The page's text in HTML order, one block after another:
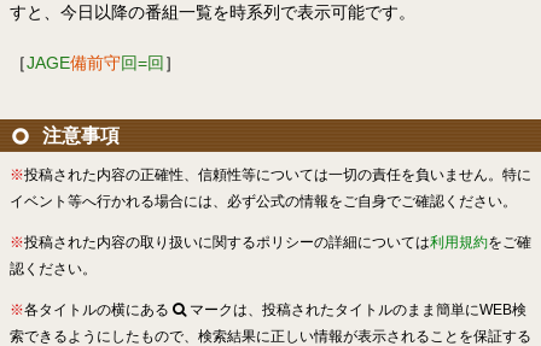
すと、今日以降の番組一覧を時系列で表示可能です。
［JAGE備前守回=回 ］
注意事項
※投稿された内容の正確性、信頼性等については一切の責任を負いません。特に
イベント等へ行かれる場合には、必ず公式の情報をご自身でご確認ください。
※投稿された内容の取り扱いに関するポリシーの詳細については利用規約をご確
認ください。
※各タイトルの横にある
マークは、投稿されたタイトルのまま簡単にWEB検
索できるようにしたもので、検索結果に正しい情報が表示されることを保証する